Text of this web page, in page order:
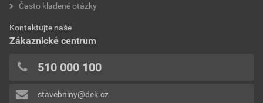
bez DPH za kg
Dokumenty výrobce
spotřeba
výrobce
typ
reakce na oheň
Přidávat hodnocení může pouze přihlášený uživatel.
Často kladené otázky
Kontaktujte naše
Zákaznické centrum
510 000 100
stavebniny@dek.cz